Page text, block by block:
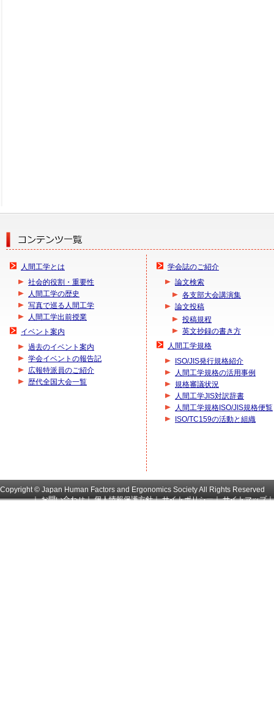
人間工学とは
社会的役割・重要性
人間工学の歴史
写真で巡る人間工学
人間工学出前授業
イベント案内
過去のイベント案内
学会イベントの報告記
広報特派員のご紹介
歴代全国大会一覧
学会誌のご紹介
論文検索
各支部大会講演集
論文投稿
投稿規程
英文抄録の書き方
人間工学規格
ISO/JIS発行規格紹介
人間工学規格の活用事例
規格審議状況
人間工学JIS対訳辞書
人間工学規格ISO/JIS規格便覧
ISO/TC159の活動と組織
Copyright © Japan Human Factors and Ergonomics Society All Rights Reserved
｜お問い合わせ｜個人情報保護方針｜サイトポリシー｜サイトマップ｜